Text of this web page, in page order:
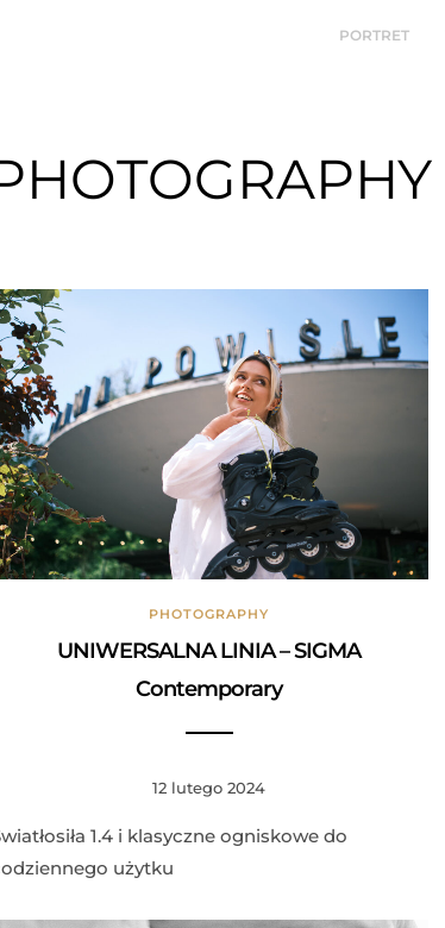
PORTRET
PHOTOGRAPHY
UNIWERSALNA LINIA – SIGMA
Contemporary
12 lutego 2024
1.4 i klasyczne ogniskowe do
użytku